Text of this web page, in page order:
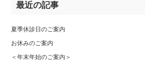
最近の記事
夏季休診日のご案内
お休みのご案内
＜年末年始のご案内＞